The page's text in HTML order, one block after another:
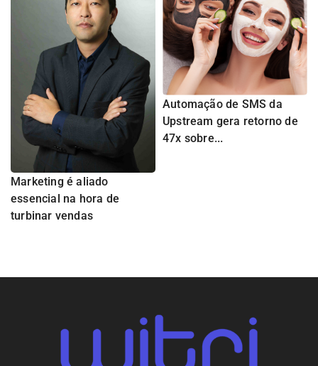
Marketing é aliado
essencial na hora de
turbinar vendas
Automação de SMS da
Upstream gera retorno de
47x sobre...